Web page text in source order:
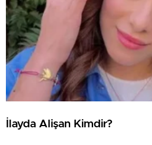
İlayda Alişan Kimdir?